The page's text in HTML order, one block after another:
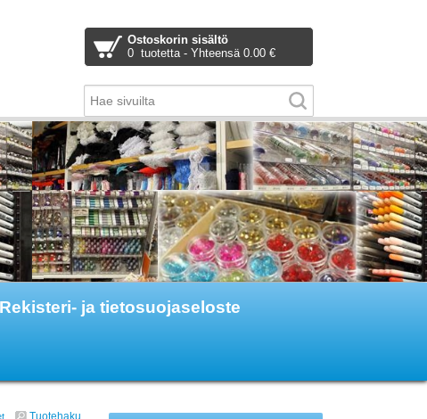
Ostoskorin sisältö
0 tuotetta - Yhteensä 0.00 €
Rekisteri- ja tietosuojaseloste
Tuotehaku